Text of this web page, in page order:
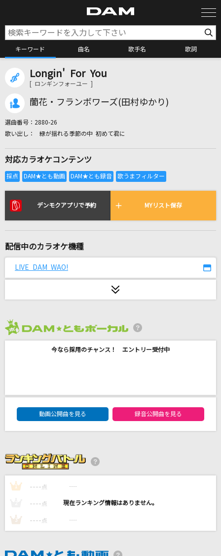
キーワード 曲名 歌手名 歌詞
カラオケ検索
カラオケ店舗検索
全国りれき
リアルタイムで歌われている曲の一覧
女の小箱
モザイクカケラ
黒毛和牛上塩タン焼680円
BUDDiiS
群青
[生音]ツキミソウ
Longin' For You
[ ロンギンフォーユー ]
蘭花・フランボワーズ(田村ゆかり)
選曲番号： 2880-26
緑が揺れる季節の中 初めて君に
対応カラオケコンテンツ
デンモクアプリで予約 MYリスト保存
配信中のカラオケ機種
LIVE DAM WAO!
今なら採用のチャンス！ エントリー受付中
DAM★ともボーカルエントリーランキング
動画公開曲を見る
録音公開曲を見る
1 ---- 点 ----
---- 点 ----
3 ---- 点 ----